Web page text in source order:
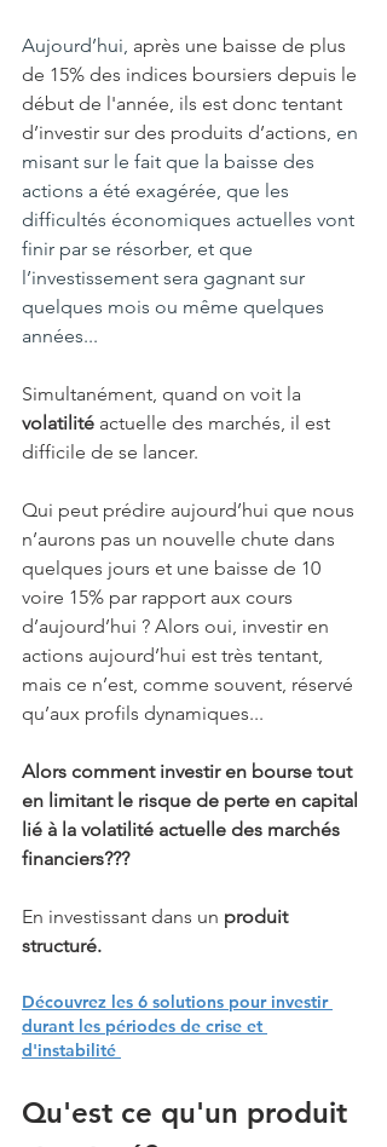
Aujourd’hui, après une baisse de plus
de 15% des indices boursiers depuis le
début de l'année, ils est donc tentant
d’investir sur des produits d’actions , en
misant sur le fait que la baisse des
actions a été exagérée, que les
difficultés économiques actuelles vont
finir par se résorber, et que
l’investissement sera gagnant sur
quelques mois ou même quelques
années...
Simultanément, quand on voit la
volatilité actuelle des marchés, il est
difficile de se lancer.
Qui peut prédire aujourd’hui que nous
n’aurons pas un nouvelle chute dans
quelques jours et une baisse de 10
voire 15% par rapport aux cours
d’aujourd’hui ? Alors oui, investir en
actions aujourd’hui est très tentant,
mais ce n’est, comme souvent, réservé
qu’aux profils dynamiques...
Alors comment investir en bourse tout
en limitant le risque de perte en capital
lié à la volatilité actuelle des marchés
financiers???
En investissant dans un produit
structuré.
Découvrez les 6 solutions pour investir
durant les périodes de crise et
d'instabilité
Qu'est ce qu'un produit